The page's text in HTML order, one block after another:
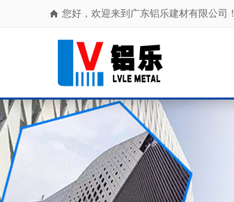
您好，欢迎来到广东铝乐建材有限公司！